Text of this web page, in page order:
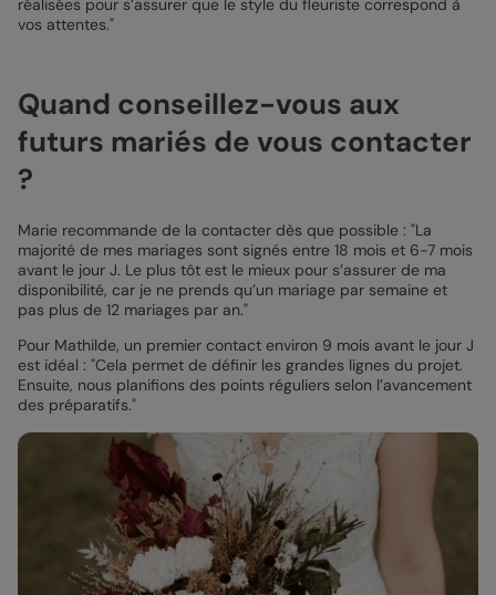
réalisées pour s’assurer que le style du fleuriste correspond à
vos attentes."
Quand conseillez-vous aux
futurs mariés de vous contacter
?
Marie recommande de la contacter dès que possible : "La
majorité de mes mariages sont signés entre 18 mois et 6-7 mois
avant le jour J. Le plus tôt est le mieux pour s’assurer de ma
disponibilité, car je ne prends qu’un mariage par semaine et
pas plus de 12 mariages par an."
Pour Mathilde, un premier contact environ 9 mois avant le jour J
est idéal : "Cela permet de définir les grandes lignes du projet.
Ensuite, nous planifions des points réguliers selon l’avancement
des préparatifs."